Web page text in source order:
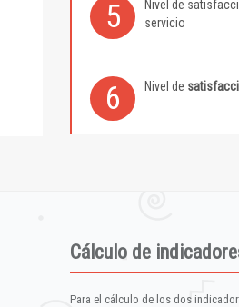
5 Nivel de
servicio
6 Nivel de
Cálculo de
Para el cálculo de los dos